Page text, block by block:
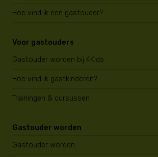
Hoe vind ik een gastouder?
Voor gastouders
Gastouder worden bij 4Kids
Hoe vind ik gastkinderen?
Trainingen & cursussen
Gastouder worden
Gastouder worden